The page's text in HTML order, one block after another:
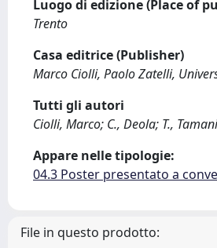
Luogo di edizione (Place of
Trento
Casa editrice (Publisher)
Marco Ciolli, Paolo Zatelli,
Tutti gli autori
Ciolli, Marco; C., Deola; T.,
Appare nelle tipologie:
04.3 Poster presentato a
File in questo prodotto: